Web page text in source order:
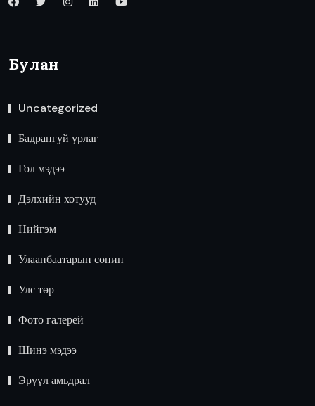
Булан
Uncategorized
Бадрангуй урлаг
Гол мэдээ
Дэлхийн хотууд
Нийгэм
Улаанбаатарын сонин
Улс төр
Фото галерей
Шинэ мэдээ
Эрүүл амьдрал